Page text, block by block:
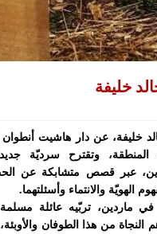
خليفة
خليفة، عن دار هاشيت
وتقترح سرديّة
عبرقصص متشابكة عن
الهويّة والانتماء وأسئلتهما.
ماردين، تربّيه عائلة
من هذا الطوفان